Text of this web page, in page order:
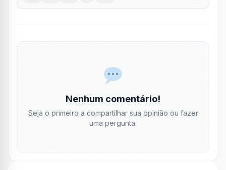
Nenhum comentário!
Seja o primeiro a compartilhar sua opinião ou fazer
uma pergunta.